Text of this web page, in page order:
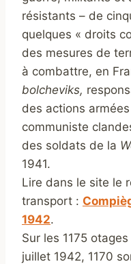
résistants – de
quelques « droits
des mesures de
à combattre, en
bolcheviks,
des actions
communiste
des soldats de la
1941.
Lire dans le site le
transport :
1942.
Sur les 1175
juillet 1942, 1170